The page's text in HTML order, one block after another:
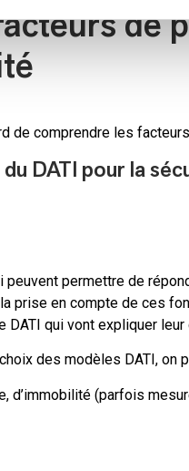
de
de comprendre les
DATI pour la
permettre de
prise en compte de ces
qui vont expliquer
des modèles DATI, on
d’immobilité (parfois